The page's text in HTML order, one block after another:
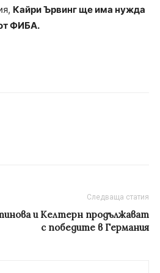
Кайри Ървинг ще има нужда
ФИБА.
Следваща статия
и Келтерн продължават
с победите в Германия